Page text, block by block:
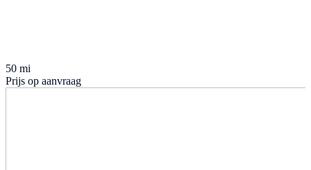
50 mi
Prijs op aanvraag